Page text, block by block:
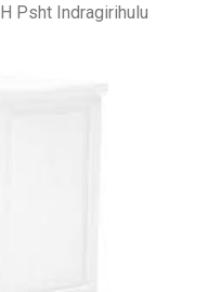
Psht Indragirihulu